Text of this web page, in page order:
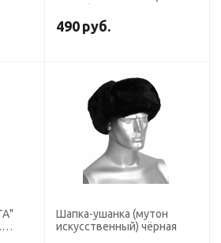
490 руб.
Шапка-ушанка (мутон
искусственный) чёрная